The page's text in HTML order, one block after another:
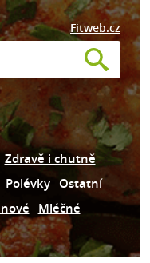
Fitweb.cz
Zdravě i chutně
Polévky Ostatní
Mléčné